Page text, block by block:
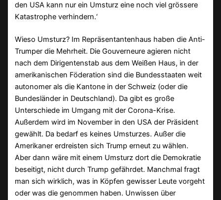
den USA kann nur ein Umsturz eine noch viel grössere
Katastrophe verhindern.‘
Wieso Umsturz? Im Repräsentantenhaus haben die Anti-
Trumper die Mehrheit. Die Gouverneure agieren nicht
nach dem Dirigentenstab aus dem Weißen Haus, in der
amerikanischen Föderation sind die Bundesstaaten weit
autonomer als die Kantone in der Schweiz (oder die
Bundesländer in Deutschland). Da gibt es große
Unterschiede im Umgang mit der Corona-Krise.
Außerdem wird im November in den USA der Präsident
gewählt. Da bedarf es keines Umsturzes. Außer die
Amerikaner erdreisten sich Trump erneut zu wählen.
Aber dann wäre mit einem Umsturz dort die Demokratie
beseitigt, nicht durch Trump gefährdet. Manchmal fragt
man sich wirklich, was in Köpfen gewisser Leute vorgeht
oder was die genommen haben. Unwissen über